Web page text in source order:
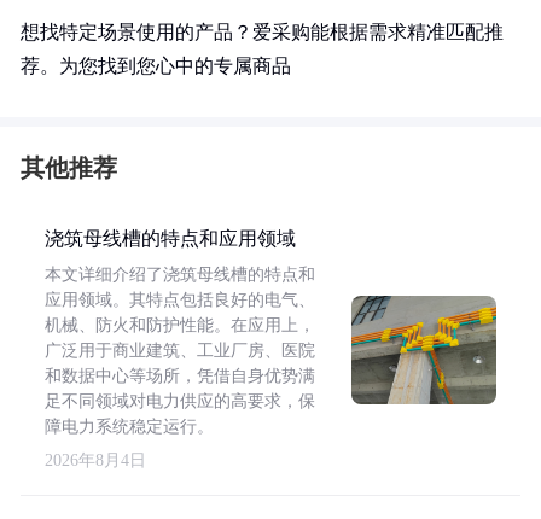
想找特定场景使用的产品？爱采购能根据需求精准匹配推
荐。为您找到您心中的专属商品
其他推荐
浇筑母线槽的特点和应用领域
本文详细介绍了浇筑母线槽的特点和
应用领域。其特点包括良好的电气、
机械、防火和防护性能。在应用上，
广泛用于商业建筑、工业厂房、医院
和数据中心等场所，凭借自身优势满
足不同领域对电力供应的高要求，保
障电力系统稳定运行。
2026年8月4日